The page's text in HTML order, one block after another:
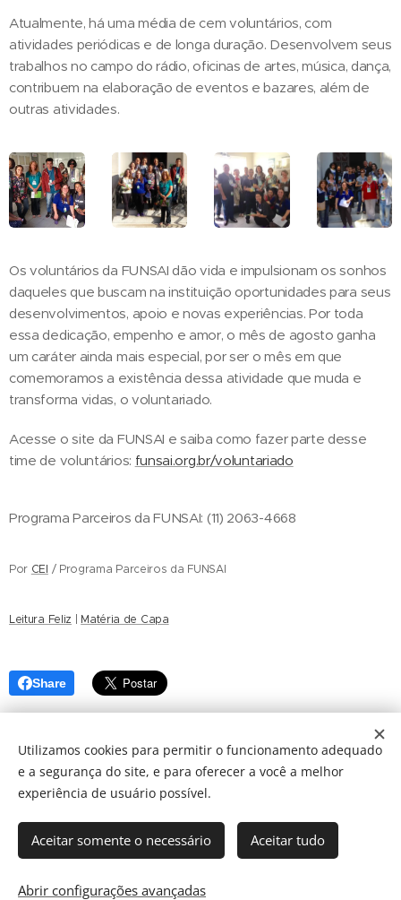
Atualmente, há uma média de cem voluntários, com
atividades periódicas e de longa duração. Desenvolvem seus
trabalhos no campo do rádio, oficinas de artes, música, dança,
contribuem na elaboração de eventos e bazares, além de
outras atividades.
Os voluntários da FUNSAI dão vida e impulsionam os sonhos
daqueles que buscam na instituição oportunidades para seus
desenvolvimentos, apoio e novas experiências. Por toda
essa dedicação, empenho e amor, o mês de agosto ganha
um caráter ainda mais especial, por ser o mês em que
comemoramos a existência dessa atividade que muda e
transforma vidas, o voluntariado.
Acesse o site da FUNSAI e saiba como fazer parte desse
time de voluntários: funsai.org.br/voluntariado
Programa Parceiros da FUNSAI: (11) 2063-4668
Por CEI / Programa Parceiros da FUNSAI
Leitura Feliz Matéria de Capa
Share
2025 © FUNSAI | Fundação Nossa Senhora Auxiliadora do
Ipiranga - Todos os direitos reservados
Rua Arcipreste Andrade, 503 - 1° andar | Edifício Condessa Vicente de
Azevedo, Ipiranga, São Paulo, SP - 04268-020
| 11 3388-5600 | Política de Privacidade
Cookies
Utilizamos cookies para permitir o funcionamento adequado
e a segurança do site, e para oferecer a você a melhor
experiência de usuário possível.
Aceitar somente o necessário Aceitar tudo
Abrir configurações avançadas